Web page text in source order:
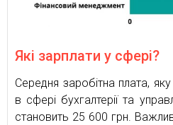
Які зарплати у сфері?
Cередня заробітна плата,
в сфері бухгалтерії та
становить 25 600 грн.